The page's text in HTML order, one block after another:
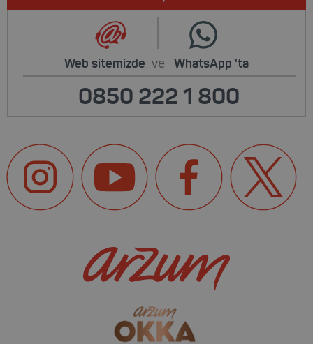
Web sitemizde ve WhatsApp 'ta
0850 222 1 800